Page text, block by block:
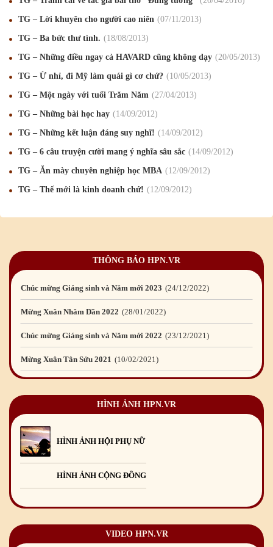
TG – Lời khuyên cho người cao niên 07/11 /2013
TG – Ba bức thư tình. 18/08/2013
TG – Những điều ngay cả HAVARD cũng không dạy 20/05/2013
TG – Ừ nhỉ, đi Mỹ làm quái gì cơ chứ? 10/05/2013
TG – Một ngày với tuổi Trăm Năm 27/04/2013
TG – Những bài học hay 14/09/2012
TG – Những kết luận đáng suy nghĩ! 14/09/2012
TG – 6 câu truyện cười mang ý nghĩa sâu sắc 14/09/2012
TG – Ăn mày chuyên nghiệp học MBA 12/09/2012
TG – Thế mới là kinh doanh chứ! 12/09/2012
THÔNG BÁO HPN.VR
Chúc mừng Giáng sinh và Năm mới 2020 24/12/2019
Mừng Xuân Kỷ Hợi 2019 03/02/2019
Chúc mừng Giáng sinh và Năm mới 2019
Chúc mừng Giáng sinh và Năm mới 2026 24/12/2025
Chúc mừng Giáng sinh và Năm mới 2025 24/12/2024
Mừng Xuân Giáp Thìn 2024 09/02/2024
Mừng Xuân Quý Mão 2023 14/01/2023
Chúc mừng Giáng sinh và Năm mới 2023 24/12/2022
Mừng Xuân Nhâm Dần 2022 28/01 /2022
Chúc mừng Giáng sinh và Năm mới 2022 23/12/2021
Mừng Xuân Tân Sửu 2021 10/02/2021
Mừng Xuân Canh Tý 2020 22/01/2020
Chúc mừng Giáng sinh và Năm mới 2020
Mừng Xuân Kỷ Hợi 2019
Chúc mừng Giáng sinh và Năm mới 2019
Chúc mừng Giáng sinh và Năm mới 2026 24/12/2025
HÌNH ẢNH HPN.VR
HÌNH ẢNH HỘI PHỤ NỮ
HÌNH ẢNH CỘNG ĐỒNG
VIDEO HPN.VR